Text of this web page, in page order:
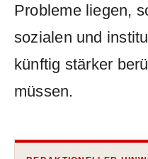
Probleme liegen,
sozialen und
künftig stärker
müssen.